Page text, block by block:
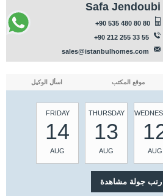
Safa Jendoubi
+90 535 480 80 80
+90 212 255 33 55
sales@istanbulhomes.com
موقع المكتب اسأل الوكيل
AUG
THURSDAY
13
AUG
FRIDAY
14
AUG